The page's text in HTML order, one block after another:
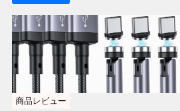
商品レビュー